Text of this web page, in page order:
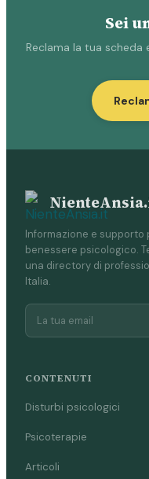
Sei
Reclama la tua
Informazione e supporto
benessere psicologico.
una directory di
Italia.
CONTENUTI
Disturbi psicologici
Psicoterapie
Articoli